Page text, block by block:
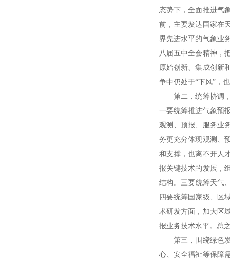
态势下，全面推进气
前，主要发达国家在
界先进水平的气象业
八届五中全会精神，
原始创新、集成创新
争中仍处于“下风”，
第二，统筹协调，
一要统筹推进气象预
观测、预报、服务业
务更充分体现观测、
和支撑，也离不开人
报关键技术的发展，
结构。三要统筹天气
四要统筹国家级、区
术研发方面，加大区
报业务技术水平。总
第三，围绕绿色发
心、安全福祉等保障